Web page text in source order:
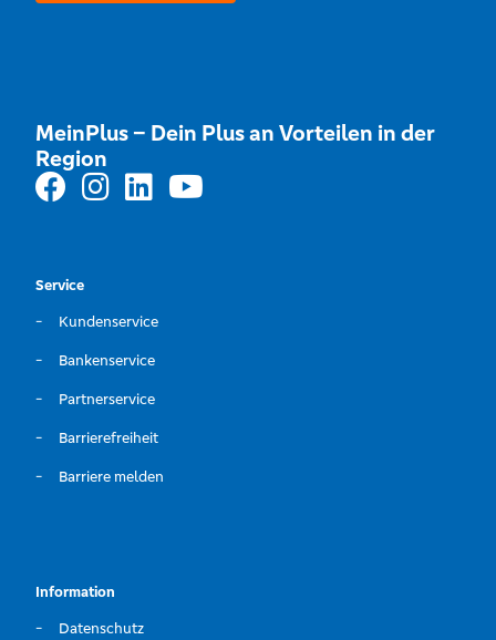
MeinPlus – Dein Plus an Vorteilen in der
Region
Service
Kundenservice
Bankenservice
Partnerservice
Barrierefreiheit
Barriere melden
Information
Datenschutz